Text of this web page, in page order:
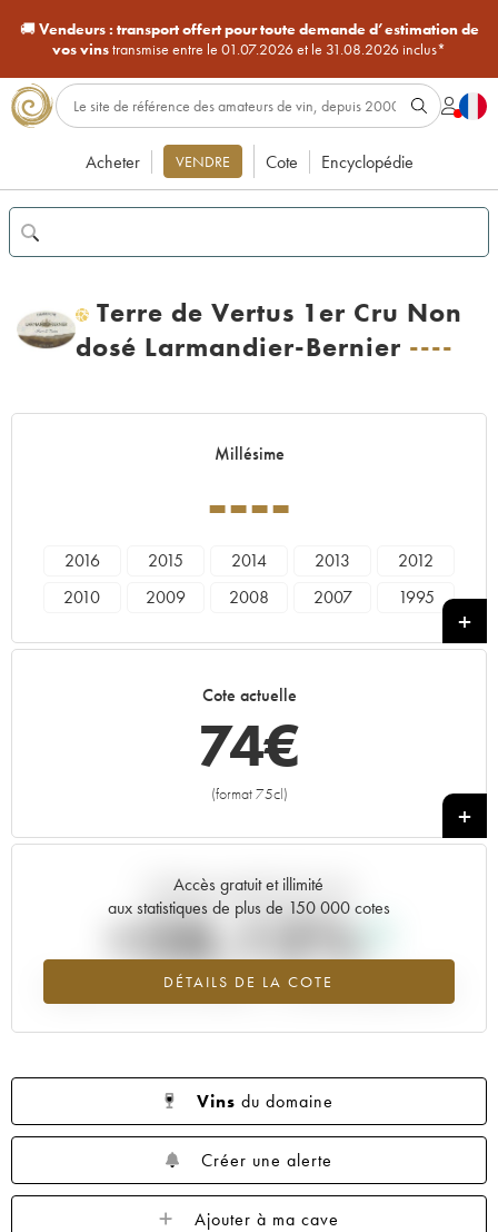
🚚Vendeurs : transport offert pour toute demande d’estimation de
vos vinstransmise entre le 01.07.2026 et le 31.08.2026 inclus*
Acheter VENDRE Cote Encyclopédie
H Terre de Vertus 1er Cru Non
dosé Larmandier-Bernier ----
Millésime
----
2016 2015 2014 2013
2012
2010
2009 2008 2007
1995
Cote actuelle
74€
(format 75cl)
+
Accès gratuit et illimité
aux statistiques de plus de 150 000 cotes
DÉTAILS DE LA COTE
Tendance actuelle de la cote
+28.12%
Tendance à la hausse du millésime ---- en 2026 par rapport à 2025
Vins du domaine
Créer une alerte
Ajouter à ma cave